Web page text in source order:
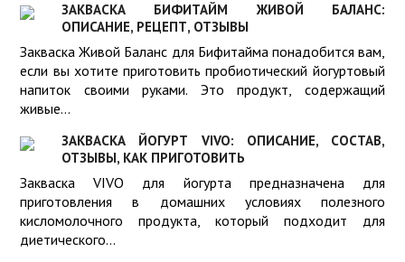
ЗАКВАСКА БИФИТАЙМ ЖИВОЙ БАЛАНС:
ОПИСАНИЕ, РЕЦЕПТ, ОТЗЫВЫ
Закваска Живой Баланс для Бифитайма понадобится вам,
если вы хотите приготовить пробиотический йогуртовый
напиток своими руками. Это продукт, содержащий
живые...
ЗАКВАСКА ЙОГУРТ VIVO: ОПИСАНИЕ, СОСТАВ,
ОТЗЫВЫ, КАК ПРИГОТОВИТЬ
Закваска VIVO для йогурта предназначена для
приготовления в домашних условиях полезного
кисломолочного продукта, который подходит для
диетического...